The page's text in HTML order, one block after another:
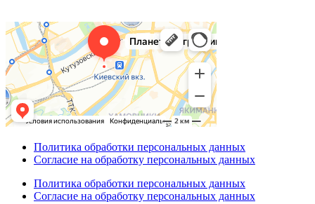
Политика обработки персональных данных
Согласие на обработку персональных данных
Политика обработки персональных данных
Согласие на обработку персональных данных